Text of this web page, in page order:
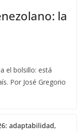
la
el bolsillo: está
Por José Gregorio
adaptabilidad,